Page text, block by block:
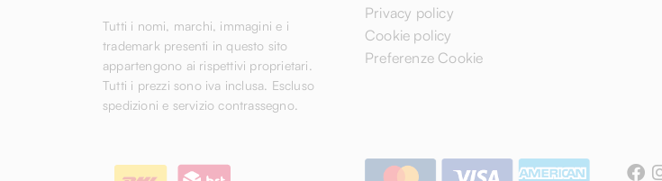
Tutti i nomi, marchi, immagini e i
trademark presenti in questo sito
appartengono ai rispettivi proprietari.
Tutti i prezzi sono iva inclusa. Escluso
spedizioni e servizio contrassegno.
Privacy policy
Cookie policy
Preferenze Cookie